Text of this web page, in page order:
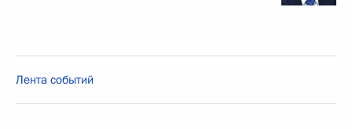
Лента событий